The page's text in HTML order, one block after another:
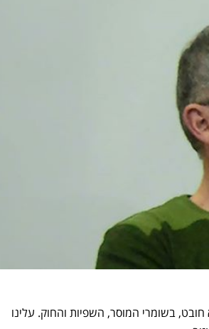
בשומרי המוסר, השפיות והחוק. עלינו